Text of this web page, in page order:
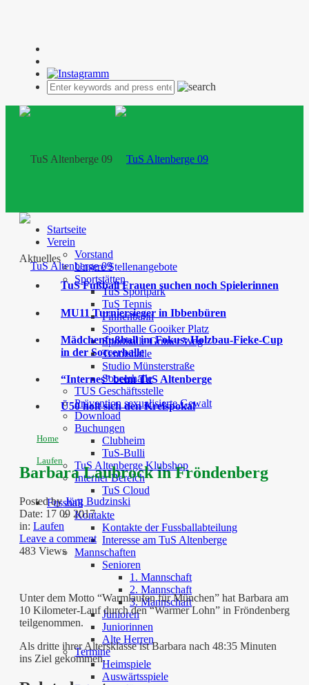
Startseite
Verein
Vorstand
Unsere Stellenangebote
Sportstätten
TuS Sportpark
TuS Tennis
Finnenbahn
Sporthalle Gooiker Platz
Sporthalle Grüner Weg
Tennishalle
Studio Münsterstraße
Soccerhalle
TUS Geschäftsstelle
Prävention sexualisierte Gewalt
Download
Buchungen
Clubheim
TuS-Bulli
TuS Altenberge Klubshop
Interner Bereich
TuS Cloud
Fussball
Kontakte
Kontakte der Fussballabteilung
Interesse am TuS Altenberge
Mannschaften
Senioren
1. Mannschaft
2. Mannschaft
3. Mannschaft
Junioren
Juniorinnen
Alte Herren
Termine
Heimspiele
Auswärtsspiele
Aktuelles
TuS Fußball Frauen suchen noch Spielerinnen
MU11 Turniersieger in Ibbenbüren
Mädchenfußball im Fokus: Holzbau-Fieke-Cup
in der Soccerhalle
“Internes” beim TuS Altenberge
Ü50 holt sich den Kreispokal
Home
Laufen
Barbara Laubrock in Fröndenberg
Posted byJörg Budzinski
Date: 17 09 2017
in: Laufen
Leave a comment
483 Views
Unter dem Motto “Warmlaufen für München” hat Barbara am
10 Kilometer-Lauf durch den “Warmer Lohn” in Fröndenberg
teilgenommen.
Als dritte ihrer Altersklasse ist Barbara nach 48:35 Minuten
ins Ziel gekommen.